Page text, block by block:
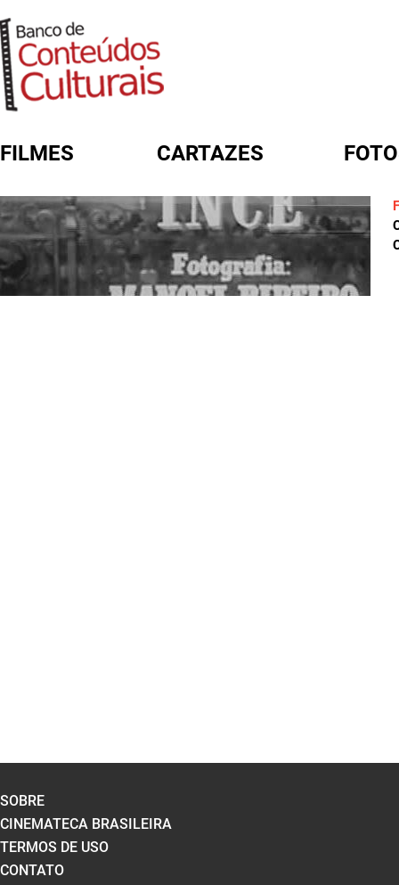
FILMES CARTAZES
FORMULÁRIO DE BUSCA
SOBRE
CINEMATECA BRASILEIRA
TERMOS DE USO
CONTATO